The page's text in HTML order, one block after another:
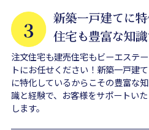
注文住宅も建売住宅もビーエステー
トにお任せください！新築一戸建て
に特化しているからこその豊富な知
識と経験で、お客様をサポートいた
します。